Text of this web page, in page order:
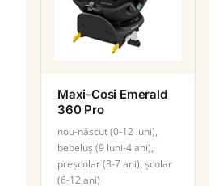
Maxi-Cosi Emerald
360 Pro
nou-născut (0-12 luni),
bebeluș (9 luni-4 ani),
preșcolar (3-7 ani), școlar
(6-12 ani)